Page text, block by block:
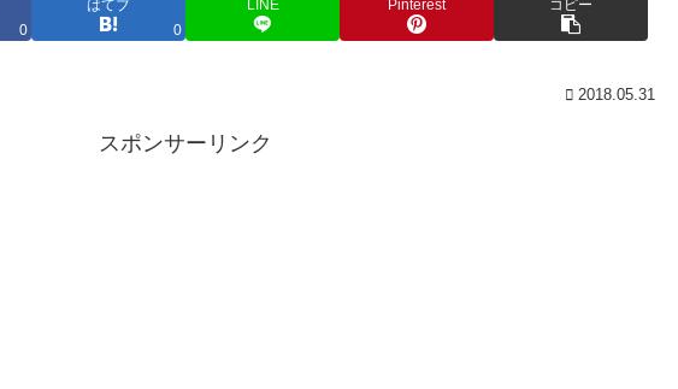
0
はてブ
0
LINE Pinterest コピー
2018.05.31
スポンサーリンク